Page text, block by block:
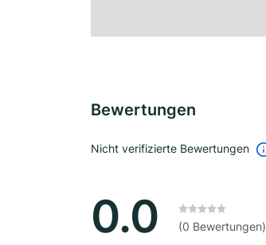
Bewertungen
Nicht verifizierte Bewertungen
0.0 (0 Bewertungen)